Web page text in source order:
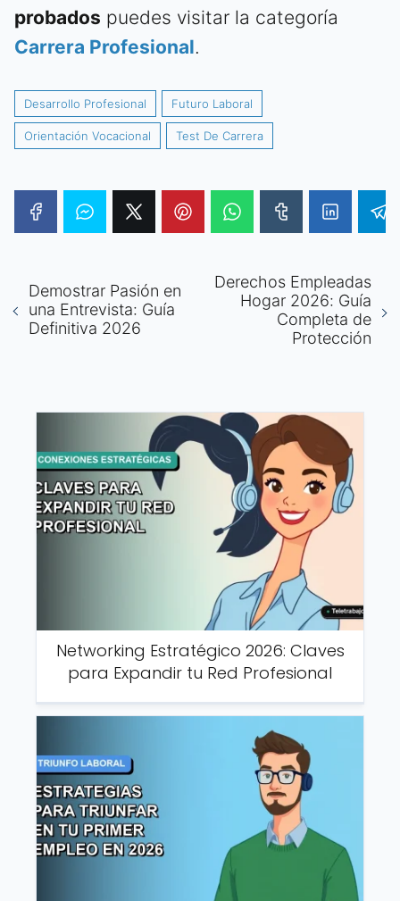
probados puedes visitar la categoría
Carrera Profesional.
Desarrollo Profesional Futuro Laboral
Orientación Vocacional Test De Carrera
Demostrar Pasión en
una Entrevista: Guía
Definitiva 2026
Derechos Empleadas
Hogar 2026: Guía
Completa de
Protección
Networking Estratégico 2026: Claves
para Expandir tu Red Profesional